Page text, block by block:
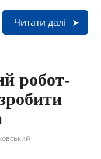
Читати далі
робот-